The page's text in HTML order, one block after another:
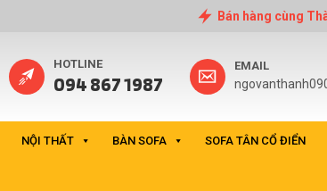
Bán hàng cùng
HOTLINE
094 867 1987
EMAIL
NỘI THẤT BÀN SOFA SOFA TÂN CỔ ĐIỂN